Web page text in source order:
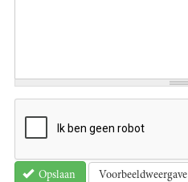
Opslaan Voorbeeldweergave